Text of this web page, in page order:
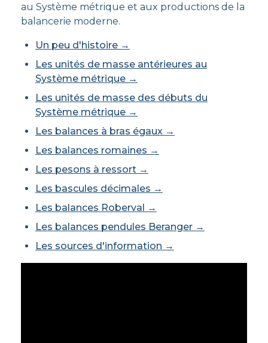
au Système métrique et aux productions de la
balancerie moderne.
Un peu d'histoire →
Les unités de masse antérieures au
Système métrique →
Les unités de masse des débuts du
Système métrique →
Les balances à bras égaux →
Les balances romaines →
Les pesons à ressort →
Les bascules décimales →
Les balances Roberval →
Les balances pendules Beranger →
Les sources d'information →